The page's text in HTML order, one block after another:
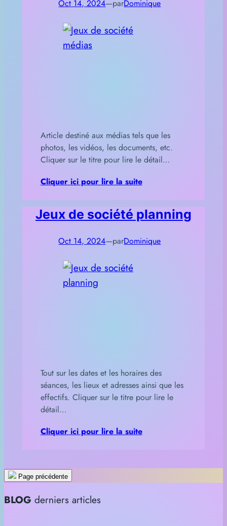
Oct 14, 2024—parDominique
Article destiné aux médias tels que les
photos, les vidéos, les documents, etc.
Cliquer sur le titre pour lire le détail…
Cliquer ici pour lire la suite
Jeux de société planning
Oct 14, 2024—parDominique
Tout sur les dates et les horaires des
séances, les lieux et adresses ainsi que les
effectifs. Cliquer sur le titre pour lire le
détail…
Cliquer ici pour lire la suite
Page précédente
BLOG derniers articles